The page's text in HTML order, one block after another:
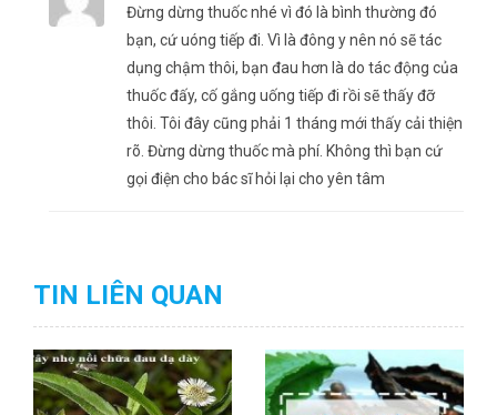
Đừng dừng thuốc nhé vì đó là bình thường đó
bạn, cứ uóng tiếp đi. Vì là đông y nên nó sẽ tác
dụng chậm thôi, bạn đau hơn là do tác động của
thuốc đấy, cố gắng uống tiếp đi rồi sẽ thấy đỡ
thôi. Tôi đây cũng phải 1 tháng mới thấy cải thiện
rõ. Đừng dừng thuốc mà phí. Không thì bạn cứ
gọi điện cho bác sĩ hỏi lại cho yên tâm
TIN LIÊN QUAN